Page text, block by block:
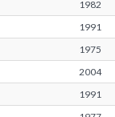
1982
1991
1975
2004
1991